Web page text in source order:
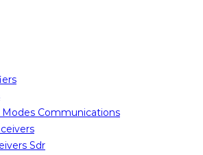
Communications
Sdr